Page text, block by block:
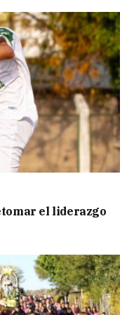
el liderazgo